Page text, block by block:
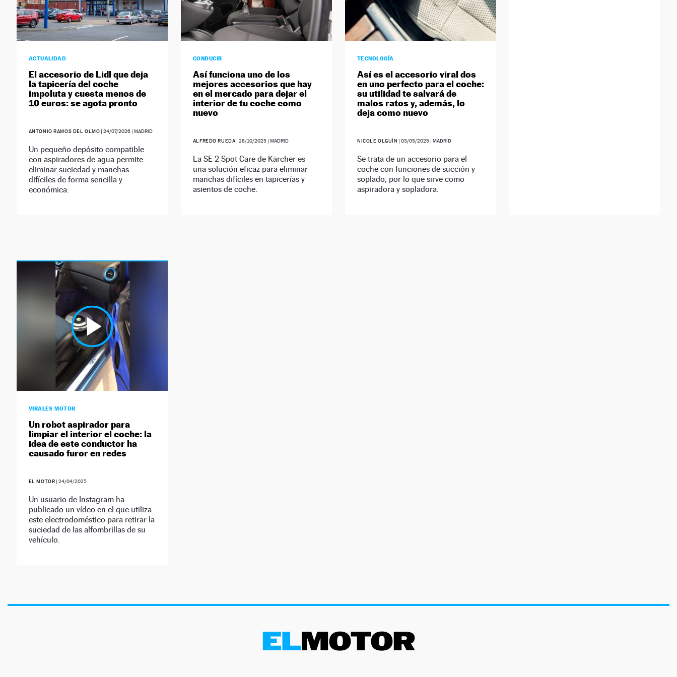
ACTUALIDAD
El accesorio de Lidl que deja
la tapicería del coche
impoluta y cuesta menos de
10 euros: se agota pronto
ANTONIO RAMOS DEL OLMO |24/07/2026 | MADRID
Un pequeño depósito compatible
con aspiradores de agua permite
eliminar suciedad y manchas
difíciles de forma sencilla y
económica.
CONDUCIR
Así funciona uno de los
mejores accesorios que hay
en el mercado para dejar el
interior de tu coche como
nuevo
ALFREDO RUEDA |28/10/2025 | MADRID
La SE 2 Spot Care de Kärcher es
una solución eficaz para eliminar
manchas difíciles en tapicerías y
asientos de coche.
TECNOLOGÍA
Así es el accesorio viral dos
en uno perfecto para el coche:
su utilidad te salvará de
malos ratos y, además, lo
deja como nuevo
NICOLE OLGUÍN |03/05/2025 | MADRID
Se trata de un accesorio para el
coche con funciones de succión y
soplado, por lo que sirve como
aspiradora y sopladora.
VIRALES MOTOR
Un robot aspirador para
limpiar el interior el coche: la
idea de este conductor ha
causado furor en redes
EL MOTOR |24/04/2025
Un usuario de Instagram ha
publicado un vídeo en el que utiliza
este electrodoméstico para retirar la
suciedad de las alfombrillas de su
vehículo.